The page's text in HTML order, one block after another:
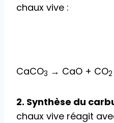
chaux vive :
CaCO3 → CaO + CO2
2. Synthèse du
chaux vive réagit